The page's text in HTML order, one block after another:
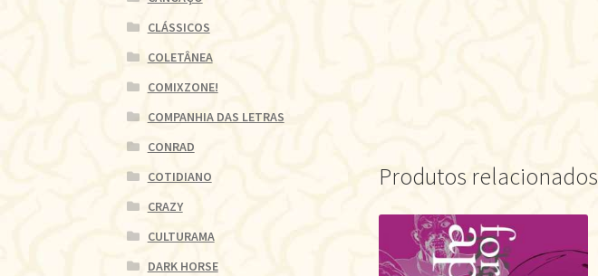
Produtos relacionados
CLÁSSICOS
COLETÂNEA
COMIXZONE!
COMPANHIA DAS LETRAS
CONRAD
COTIDIANO
CRAZY
CULTURAMA
DARK HORSE